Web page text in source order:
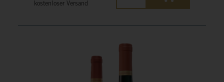
kostenloser Versand